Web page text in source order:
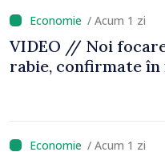
/ Acum 1 zi
VIDEO // Noi
rabie, confirmate
/ Acum 1 zi